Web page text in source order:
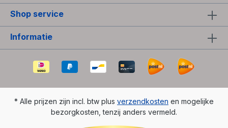
hand liggende aanwijzingen en de
onconventionele aanpak is het de perfecte
probleemoplossende vaardigheden wil testen.
Kun jij de code kraken en het verborgen geheim
ontdekken?
Shop service
Informatie
* Alle prijzen zijn incl. btw plus verzendkosten en mogelijke
bezorgkosten, tenzij anders vermeld.